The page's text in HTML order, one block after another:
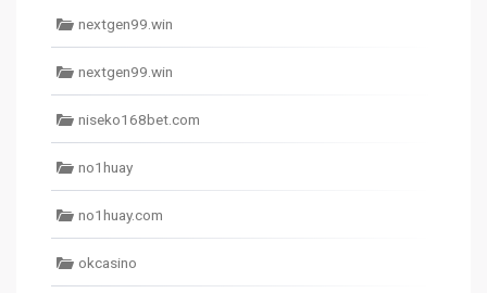
nextgen99.win
nextgen99.win
niseko168bet.com
no1huay
no1huay.com
okcasino